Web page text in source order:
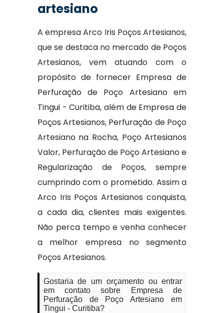
artesiano
A empresa Arco Iris Poços Artesianos,
que se destaca no mercado de Poços
Artesianos, vem atuando com o
propósito de fornecer Empresa de
Perfuração de Poço Artesiano em
Tingui - Curitiba, além de Empresa de
Poços Artesianos, Perfuração de Poço
Artesiano na Rocha, Poço Artesianos
Valor, Perfuração de Poço Artesiano e
Regularização de Poços, sempre
cumprindo com o prometido. Assim a
Arco Iris Poços Artesianos conquista,
a cada dia, clientes mais exigentes.
Não perca tempo e venha conhecer
a melhor empresa no segmento
Poços Artesianos.
Gostaria de um orçamento ou entrar
em contato sobre Empresa de
Perfuração de Poço Artesiano em
Tingui - Curitiba?